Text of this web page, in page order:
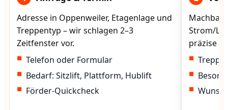
Adresse in Oppenweiler, Etagenlage und
Treppentyp – wir schlagen 2–3
Zeitfenster vor.
Telefon oder Formular
Bedarf: Sitzlift, Plattform, Hublift
Förder-Quickcheck
Strom/
präzise